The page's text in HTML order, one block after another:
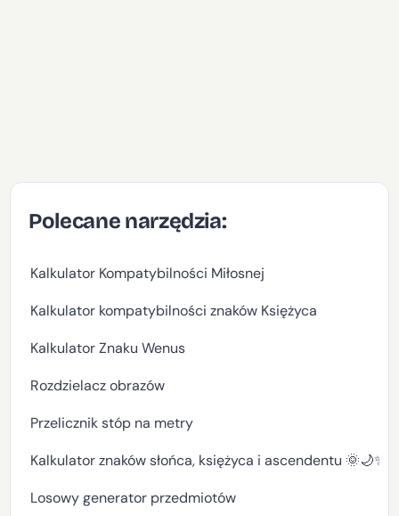
Polecane narzędzia:
Kalkulator Kompatybilności Miłosnej
Kalkulator kompatybilności znaków Księżyca
Kalkulator Znaku Wenus
Rozdzielacz obrazów
Przelicznik stóp na metry
Kalkulator znaków słońca, księżyca i ascendentu 🌞🌙✨
Losowy generator przedmiotów